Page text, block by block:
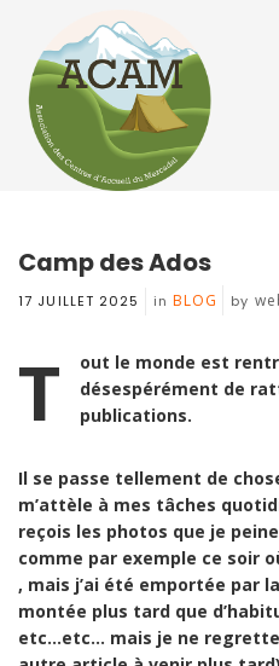
Camp des Ados
17 JUILLET 2025 in BLOG by
T
out le monde est
désespérément de
publications.
Il se passe tellement de
m’attèle à mes tâches
reçois les photos que je peine parfois à tenir la cadence…
comme par exemple ce soir
, mais j’ai été emportée par
montée plus tard que
etc…etc… mais je ne